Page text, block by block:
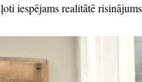
ļoti iespējams realitātē